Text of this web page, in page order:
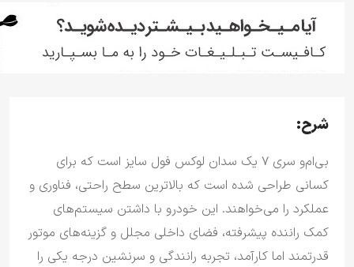
شرح:
بی‌ام‌و سری ۷ یک سدان لوکس فول سایز است که برای
کسانی طراحی شده است که بالاترین سطح راحتی، فناوری و
عملکرد را می‌خواهند. این خودرو با داشتن سیستم‌های
کمک راننده پیشرفته، فضای داخلی مجلل و گزینه‌های موتور
قدرتمند اما کارآمد، تجربه رانندگی و سرنشین درجه یکی را